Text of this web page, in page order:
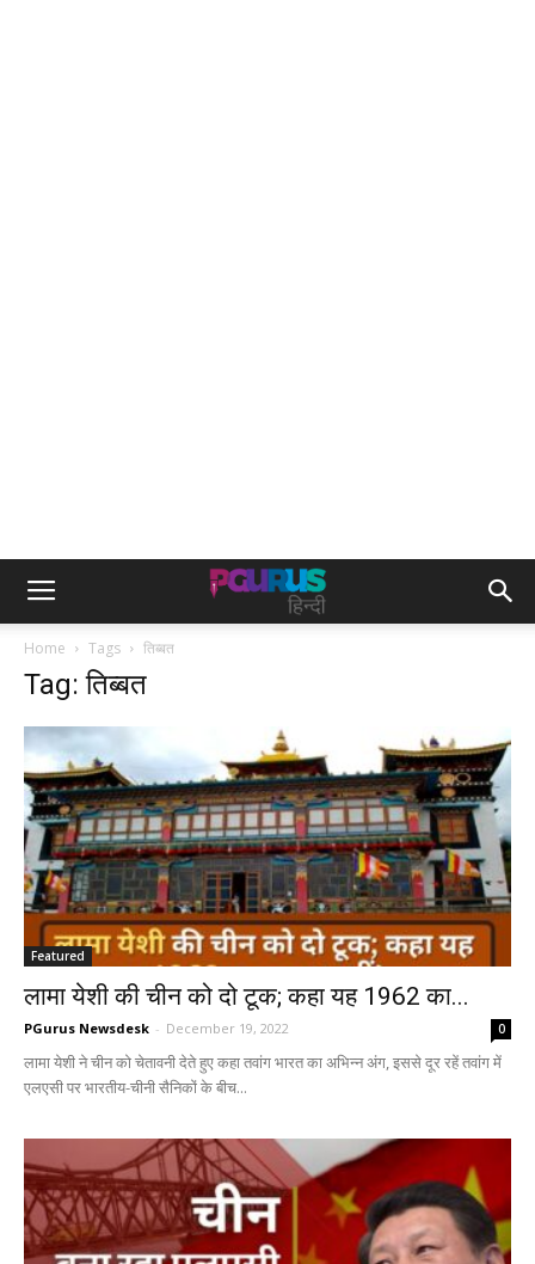
Home Tags तिब्बत
Tag: तिब्बत
Featured
लामा येशी की चीन को दो टूक; कहा यह 1962 का...
PGurus Newsdesk - December 19, 2022 0
लामा येशी ने चीन को चेतावनी देते हुए कहा तवांग भारत का अभिन्न अंग, इससे दूर रहें तवांग में
एलएसी पर भारतीय-चीनी सैनिकों के बीच...